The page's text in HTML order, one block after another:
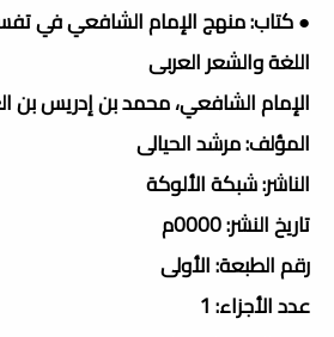
● كتاب: منهج الإمام الشافعي في
اللغة والشعر العربى
الإمام الشافعي، محمد بن إدريس بن
المؤلف: مرشد الحيالى
الناشر: شبكة الألوكة
تاريخ النشر: 0000م
رقم الطبعة: الأولى
عدد الأجزاء: 1